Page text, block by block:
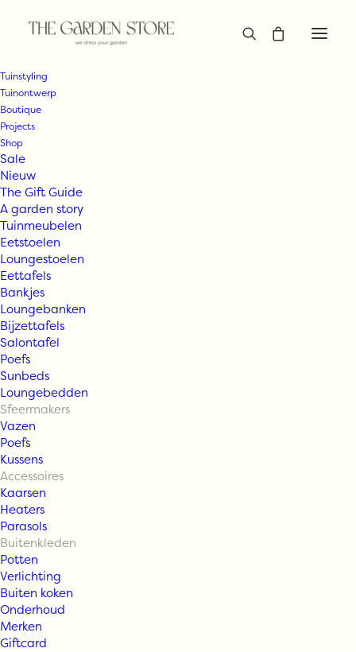
Tuinstyling
Tuinontwerp
Boutique
Projects
Shop
Sale
Nieuw
The Gift Guide
A garden story
Tuinmeubelen
Eetstoelen
Loungestoelen
Eettafels
Bankjes
Loungebanken
Bijzettafels
Salontafel
Poefs
Sunbeds
Loungebedden
Sfeermakers
Vazen
Poefs
Kussens
Accessoires
Kaarsen
Heaters
Parasols
Buitenkleden
Potten
Verlichting
Buiten koken
Onderhoud
Merken
Giftcard
Pappelina
vloerkleed SVEA
Vanaf
Kleur